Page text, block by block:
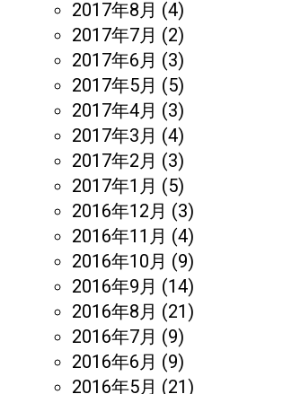
2017年8月 (4)
2017年7月 (2)
2017年6月 (3)
2017年5月 (5)
2017年4月 (3)
2017年3月 (4)
2017年2月 (3)
2017年1月 (5)
2016年12月 (3)
2016年11月 (4)
2016年10月 (9)
2016年9月 (14)
2016年8月 (21)
2016年7月 (9)
2016年6月 (9)
2016年5月 (21)